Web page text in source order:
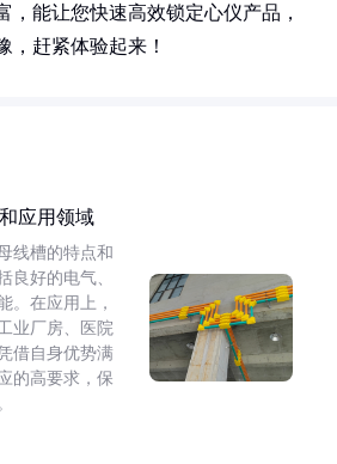
，能让您快速高效锁定心仪产品，
，赶紧体验起来！
应用领域
线槽的特点和
良好的电气、
。在应用上，
业厂房、医院
借自身优势满
的高要求，保